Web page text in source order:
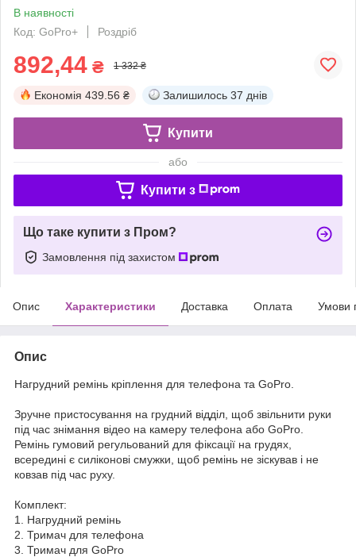
В наявності
Код: GoPro+
Роздріб
892,44 ₴ 1 332 ₴
Економія 439.56 ₴ Залишилось 37 днів
Купити
або
Купити з
Що таке купити з Пром?
Замовлення під захистом
Опис Характеристики Доставка Оплата Умови
Опис
Нагрудний ремінь кріплення для телефона та GoPro.
Зручне пристосування на грудний відділ, щоб звільнити руки
під час знімання відео на камеру телефона або GoPro.
Ремінь гумовий регульований для фіксації на грудях,
всередині є силіконові смужки, щоб ремінь не зіскував і не
ковзав під час руху.
Комплект:
1. Нагрудний ремінь
2. Тримач для телефона
3. Тримач для GoPro